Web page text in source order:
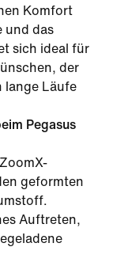
Komfort
und das
sich ideal für
der
lange Läufe
Pegasus
geformten
Auftreten,